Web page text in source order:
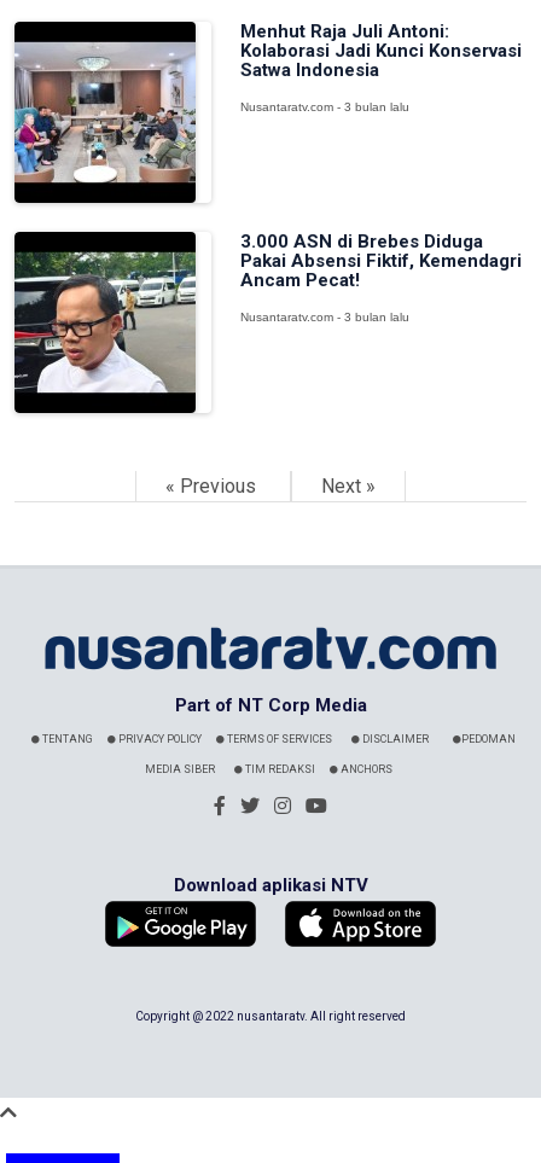
Menhut Raja Juli Antoni:
Kolaborasi Jadi Kunci Konservasi
Satwa Indonesia
Nusantaratv.com - 3 bulan lalu
3.000 ASN di Brebes Diduga
Pakai Absensi Fiktif, Kemendagri
Ancam Pecat!
Nusantaratv.com - 3 bulan lalu
« Previous Next »
Part of NT Corp Media
TENTANG PRIVACY POLICY TERMS OF SERVICES DISCLAIMER PEDOMAN
MEDIA SIBER TIM REDAKSI ANCHORS
Download aplikasi NTV
Copyright @ 2022 nusantaratv. All right reserved